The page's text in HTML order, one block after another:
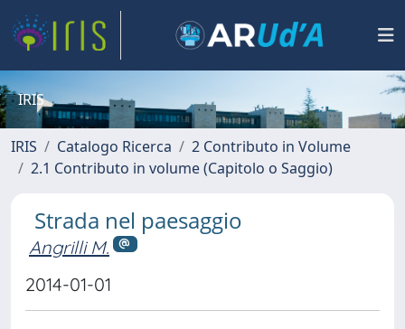
IRIS
IRIS Catalogo Ricerca
2 Contributo in Volume
2.1 Contributo in volume (Capitolo o Saggio)
Strada nel paesaggio
Angrilli M.
2014-01-01